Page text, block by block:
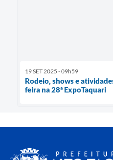
19 SET 2025 - 09h59
Rodeio, shows e
feira na 28ª ExpoTaquari